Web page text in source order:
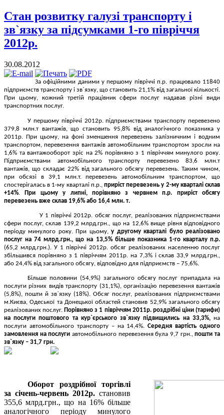
Стан розвитку галузі транспорту і
зв`язку за підсумками 1-го півріччя
2012р.
30.08.2012
За офіційними даними у першому півріччі п.р. працювало 11840
підприємств транспорту і зв`язку, що становить 21,1% від загальної кількості.
При цьому, кожний третій працівник сфери послуг надавав різні види
транспортних послуг.
У першому півріччі 2012р. підприємствами транспорту перевезено
379,8 млн.т вантажів, що становить 95,8% від аналогічного показника у
2011р. При цьому, на фоні зменшення перевезень залізничним і водним
транспортом, перевезення вантажів автомобільним транспортом зросли на
1,6% та вантажооборот зріс на 2% порівняно з 1 півріччям минулого року.
Підприємствами автомобільного транспорту перевезено 83,6 млн.т
вантажів, що складає 22% від загального обсягу перевезень. Таким чином,
при обсязі в 39,1 млн.т. перевезень автомобільним транспортом, що
спостерігалась в 1-му кварталі п.р., приріст перевезень у 2-му кварталі склав
+14%.
При цьому у липні, порівняно з червнем п.р. приріст обсягу
перевезень вже склав 19,6% або 16,4 млн. т.
У 1 півріччі 2012р. обсяг послуг, реалізованих підприємствами
сфери послуг, склав 139,2 млрд.грн., що на 12,6% вище рівня відповідного
періоду минулого року. При цьому,у другому кварталі було реалізовано
послуг на 74 млрд.грн., що на 13,5% більше показника 1-го кварталу п.р.
(65,2 млрд.грн.). У 1 півріччі 2012р. обсяг реалізованих населенню послуг
збільшився порівняно з 1 півріччям 2011р. на 7,3% і склав 33,9 млрд.грн.,
або 24,4% від загального обсягу, відповідно для підприємств – 75,6%.
Більше половини (54,9%) загального обсягу послуг припадала на
послуги різних видів транспорту (31,1%), організацію перевезення вантажів
(5,8%), пошти й зв`язку (18%). Обсяг послуг, реалізованих підприємствами
м.Києва, Одеської та Донецької областей становив 52,9% загального обсягу
реалізованих послуг. Порівняно з 1 півріччям 2011р. роздрібні ціни (тарифи)
на послуги поштового та кур` єрського зв `язку підвищились на 33,3%,на
послуги автомобільного транспорту – на 14,4%.Середня вартість одного
замовлення на послуги автомобільного перевезення була 9,7 грн.,пошти та
зв` язку – 31,7 грн.
Оборот роздрібної торгівлі
за січень-червень 2012р. становив
355,6 млрд.грн., що на 16% більше
аналогічного періоду минулого